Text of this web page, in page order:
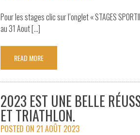
Pour les stages clic sur l’onglet « STAGES
au 31 Aout […]
READ MORE
2023 EST UNE BELLE
ET TRIATHLON.
POSTED ON 21 AOÛT 2023